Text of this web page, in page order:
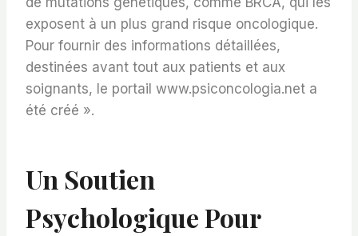
exposent à un plus grand risque oncologique.
Pour fournir des informations détaillées,
destinées avant tout aux patients et aux
soignants, le portail www.psiconcologia.net a
été créé ».
Un Soutien
Psychologique Pour